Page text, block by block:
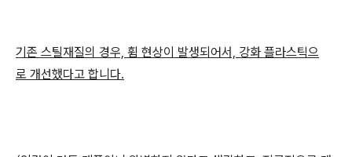
기존 스틸재질의 경우, 휨 현상이 발생되어서, 강화 플라스틱으
로 개선했다고 합니다.